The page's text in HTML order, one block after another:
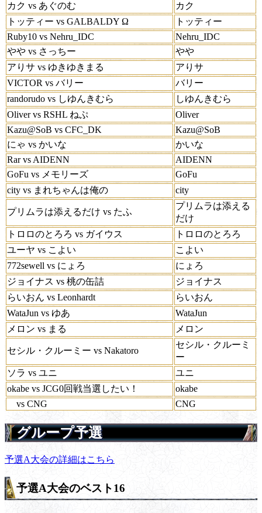
カク vs あぐのむ
カク
トッティー vs GALBALDY Ω
トッティー
Ruby10 vs Nehru_IDC
Nehru_IDC
やや vs さっちー
やや
アりサ vs ゆきゆきまる
アりサ
VICTOR vs バリー
バリー
randorudo vs しゆんきむら
しゆんきむら
Oliver vs RSHL ねぷ
Oliver
Kazu@SoB vs CFC_DK
Kazu@SoB
にゃ vs かいな
かいな
Rar vs AIDENN
AIDENN
GoFu vs メモリーズ
GoFu
city vs まれちゃんは俺の
city
プリムラは添えるだけ vs たふ
プリムラは添える
だけ
トロロのとろろ vs ガイウス
トロロのとろろ
ユーヤ vs こよい
こよい
772sewell vs にょろ
にょろ
ジョイナス vs 桃の缶詰
ジョイナス
らいおん vs Leonhardt
らいおん
WataJun vs ゆあ
WataJun
メロン vs まる
メロン
セシル・クルーミー vs Nakatoro
セシル・クルーミ
ー
ソラ vs ユニ
ユニ
okabe vs JCG0回戦当選したい！
okabe
vs CNG
CNG
グループ予選
予選A大会の詳細はこちら
予選A大会のベスト16